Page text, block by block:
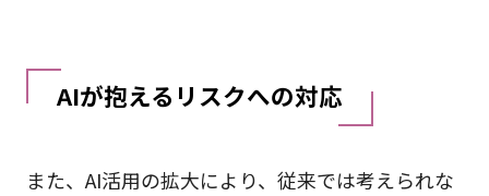
AIが抱えるリスクへの対応
また、AI活用の拡大により、従来では考えられな